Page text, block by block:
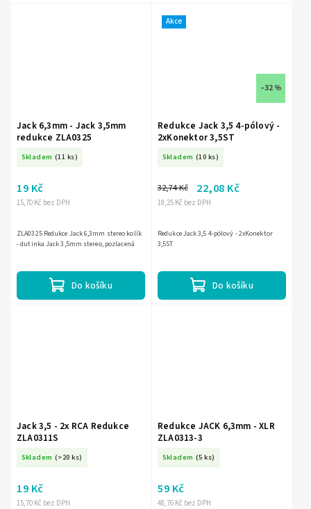
Jack 6,3mm - Jack 3,5mm
redukce ZLA0325
Skladem (11 ks)
15,70 Kč bez DPH
19 Kč
Do košíku
ZLA0325 Redukce Jack 6,3mm stereo kolík
- dutinka Jack 3,5mm stereo, pozlacená
Akce
–32 %
Redukce Jack 3,5 4-pólový -
2xKonektor 3,5ST
Skladem (10 ks)
18,25 Kč bez DPH
32,74 Kč 22,08 Kč
Do košíku
Redukce Jack 3,5 4-pólový - 2xKonektor
3,5ST
Jack 3,5 - 2x RCA Redukce
ZLA0311S
Skladem (>20 ks)
15,70 Kč bez DPH
19 Kč
Redukce JACK 6,3mm - XLR
ZLA0313-3
Skladem (5 ks)
48,76 Kč bez DPH
59 Kč